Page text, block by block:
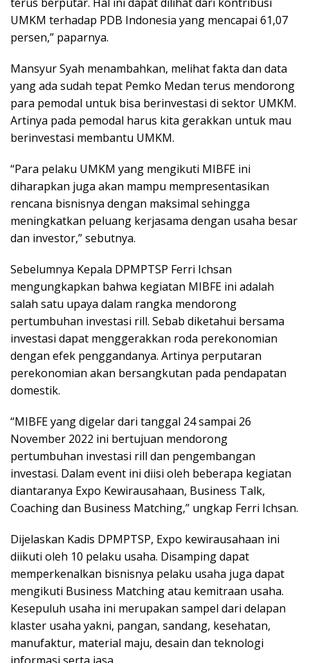
UMKM terhadap PDB Indonesia yang mencapai 61,07
persen,” paparnya.
Mansyur Syah menambahkan, melihat fakta dan data
yang ada sudah tepat Pemko Medan terus mendorong
para pemodal untuk bisa berinvestasi di sektor UMKM.
Artinya pada pemodal harus kita gerakkan untuk mau
berinvestasi membantu UMKM.
“Para pelaku UMKM yang mengikuti MIBFE ini
diharapkan juga akan mampu mempresentasikan
rencana bisnisnya dengan maksimal sehingga
meningkatkan peluang kerjasama dengan usaha besar
dan investor,” sebutnya.
Sebelumnya Kepala DPMPTSP Ferri Ichsan
mengungkapkan bahwa kegiatan MIBFE ini adalah
salah satu upaya dalam rangka mendorong
pertumbuhan investasi rill. Sebab diketahui bersama
investasi dapat menggerakkan roda perekonomian
dengan efek penggandanya. Artinya perputaran
perekonomian akan bersangkutan pada pendapatan
domestik.
“MIBFE yang digelar dari tanggal 24 sampai 26
November 2022 ini bertujuan mendorong
pertumbuhan investasi rill dan pengembangan
investasi. Dalam event ini diisi oleh beberapa kegiatan
diantaranya Expo Kewirausahaan, Business Talk,
Coaching dan Business Matching,” ungkap Ferri Ichsan.
Dijelaskan Kadis DPMPTSP, Expo kewirausahaan ini
diikuti oleh 10 pelaku usaha. Disamping dapat
memperkenalkan bisnisnya pelaku usaha juga dapat
mengikuti Business Matching atau kemitraan usaha.
Kesepuluh usaha ini merupakan sampel dari delapan
klaster usaha yakni, pangan, sandang, kesehatan,
manufaktur, material maju, desain dan teknologi